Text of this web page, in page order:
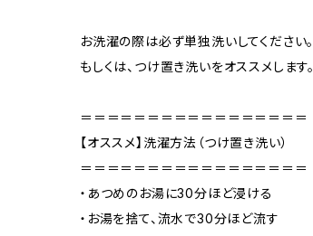
お洗濯の際は必ず単独洗いしてください。
もしくは、つけ置き洗いをオススメします。
＝＝＝＝＝＝＝＝＝＝＝＝＝＝＝＝＝
【オススメ】洗濯方法（つけ置き洗い）
＝＝＝＝＝＝＝＝＝＝＝＝＝＝＝＝＝
・あつめのお湯に30分ほど浸ける
・お湯を捨て、流水で30分ほど流す